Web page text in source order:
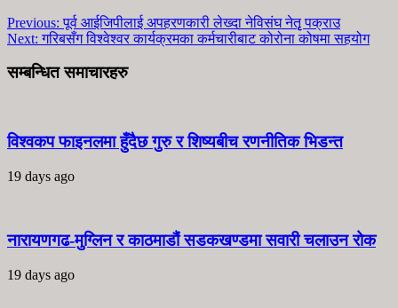
Previous: पूर्व आईजिपीलाई अपहरणकारी लेख्दा नेविसंघ नेतृृ पक्राउ
Next: गरिबसँग विश्वेश्वर कार्यक्रमका कर्मचारीबाट कोरोना कोषमा सहयोग
सम्बन्धित समाचारहरु
विश्वकप फाइनलमा हुँदैछ गुरु र शिष्यबीच रणनीतिक भिडन्त
19 days ago
नारायणगढ-मुग्लिन र काठमाडौं सडकखण्डमा सवारी चलाउन रोक
19 days ago